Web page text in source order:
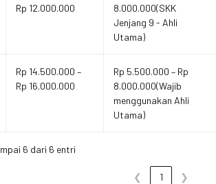
Rp 12.000.000
8.000.000(SKK
Jenjang 9 - Ahli
Utama)
Rp 14.500.000 –
Rp 16.000.000
Rp 5.500.000 – Rp
8.000.000(Wajib
menggunakan Ahli
Utama)
6 dari 6 entri
❮ 1 ❯